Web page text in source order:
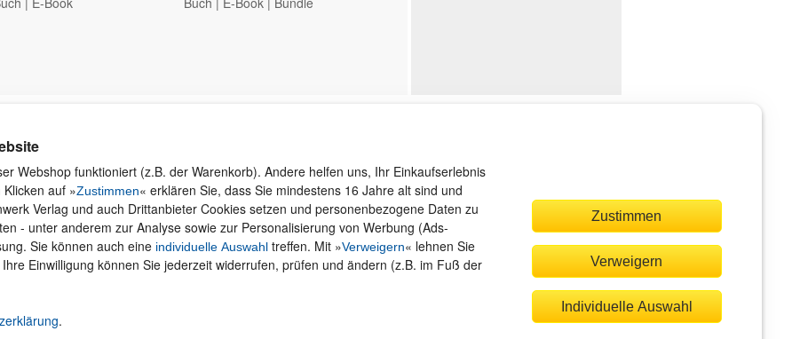
Webshop funktioniert (z.B. der Warenkorb). Andere helfen uns, Ihr Einkaufserlebnis
auf »Zustimmen« erklären Sie, dass Sie mindestens 16 Jahre alt sind und
Verlag und auch Drittanbieter Cookies setzen und personenbezogene Daten zu
- unter anderem zur Analyse sowie zur Personalisierung von Werbung (Ads-
Sie können auch eine individuelle Auswahltreffen. Mit »Verweigern« lehnen Sie
Einwilligung können Sie jederzeit widerrufen, prüfen und ändern (z.B. im Fuß der
.
Zustimmen
Verweigern
Individuelle Auswahl
Unternehmen
Foreign Rights
Versand und Zahlung
Widerruf und Rückgabe
Merchandise
AGB
Datenschutz
Wir sind gerne für Sie da!
service@rheinwerk-verlag.de